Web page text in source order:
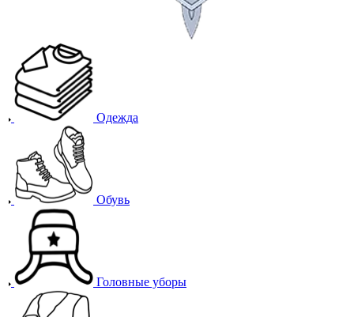
Одежда
Обувь
Головные уборы